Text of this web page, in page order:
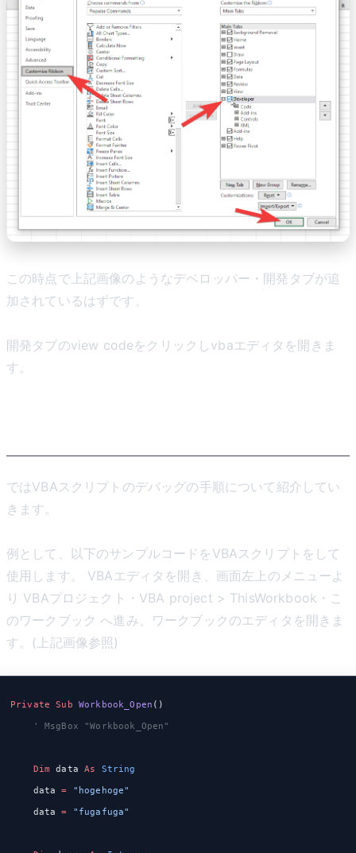
この時点で上記画像のようなデベロッパー・開発タブが追
加されているはずです。
開発タブのview codeをクリックしvbaエディタを開きま
す。
ではVBAスクリプトのデバッグの手順について紹介してい
きます。
例として、以下のサンプルコードをVBAスクリプトをして
使用します。 VBAエディタを開き、画面左上のメニューよ
り VBAプロジェクト・VBA project > ThisWorkbook・こ
のワークブック へ進み、ワークブックのエディタを開きま
す。(上記画像参照)
Private Sub Workbook_Open ()
    ' MsgBox "Workbook_Open"
    Dim
data As
String
    data
= "hogehoge"
    data
= "fugafuga"